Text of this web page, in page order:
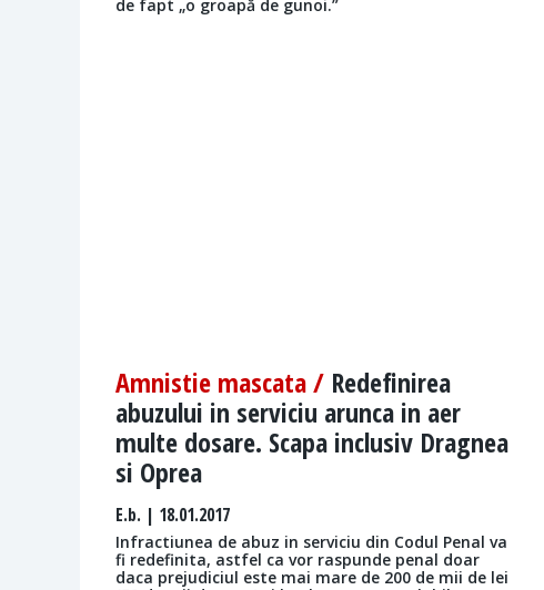
de fapt „o groapă de gunoi.”
Amnistie mascata / Redefinirea
abuzului in serviciu arunca in aer
multe dosare. Scapa inclusiv Dragnea
si Oprea
E.b. | 18.01.2017
Infractiunea de abuz in serviciu din Codul Penal va
fi redefinita, astfel ca vor raspunde penal doar
daca prejudiciul este mai mare de 200 de mii de lei